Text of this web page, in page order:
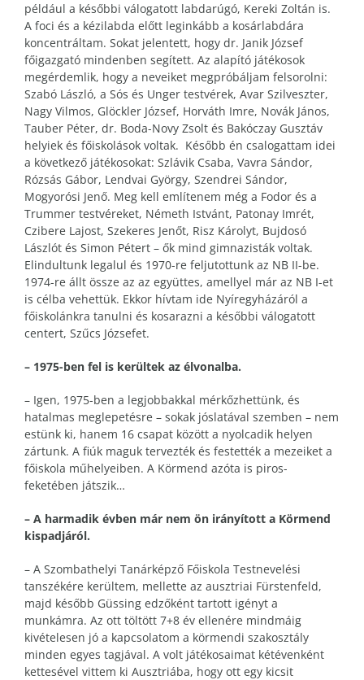
például a későbbi válogatott labdarúgó, Kereki Zoltán is.
A foci és a kézilabda előtt leginkább a kosárlabdára
koncentráltam. Sokat jelentett, hogy dr. Janik József
főigazgató mindenben segített. Az alapító játékosok
megérdemlik, hogy a neveiket megpróbáljam felsorolni:
Szabó László, a Sós és Unger testvérek, Avar Szilveszter,
Nagy Vilmos, Glöckler József, Horváth Imre, Novák János,
Tauber Péter, dr. Boda-Novy Zsolt és Bakóczay Gusztáv
helyiek és főiskolások voltak. Később én csalogattam idei
a következő játékosokat: Szlávik Csaba, Vavra Sándor,
Rózsás Gábor, Lendvai György, Szendrei Sándor,
Mogyorósi Jenő. Meg kell említenem még a Fodor és a
Trummer testvéreket, Németh Istvánt, Patonay Imrét,
Czibere Lajost, Szekeres Jenőt, Risz Károlyt, Bujdosó
Lászlót és Simon Pétert – ők mind gimnazisták voltak.
Elindultunk legalul és 1970-re feljutottunk az NB II-be.
1974-re állt össze az az együttes, amellyel már az NB I-et
is célba vehettük. Ekkor hívtam ide Nyíregyházáról a
főiskolánkra tanulni és kosarazni a későbbi válogatott
centert, Szűcs Józsefet.
– 1975-ben fel is kerültek az élvonalba.
– Igen, 1975-ben a legjobbakkal mérkőzhettünk, és
hatalmas meglepetésre – sokak jóslatával szemben – nem
estünk ki, hanem 16 csapat között a nyolcadik helyen
zártunk. A fiúk maguk tervezték és festették a mezeiket a
főiskola műhelyeiben. A Körmend azóta is piros-
feketében játszik…
– A harmadik évben már nem ön irányított a Körmend
kispadjáról.
– A Szombathelyi Tanárképző Főiskola Testnevelési
tanszékére kerültem, mellette az ausztriai Fürstenfeld,
majd később Güssing edzőként tartott igényt a
munkámra. Az ott töltött 7+8 év ellenére mindmáig
kivételesen jó a kapcsolatom a körmendi szakosztály
minden egyes tagjával. A volt játékosaimat kétévenként
kettesével vittem ki Ausztriába, hogy ott egy kicsit